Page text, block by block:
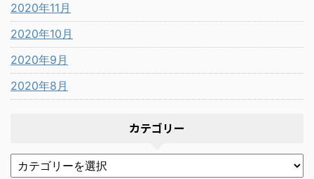
2020年11月
2020年10月
2020年9月
2020年8月
カテゴリー